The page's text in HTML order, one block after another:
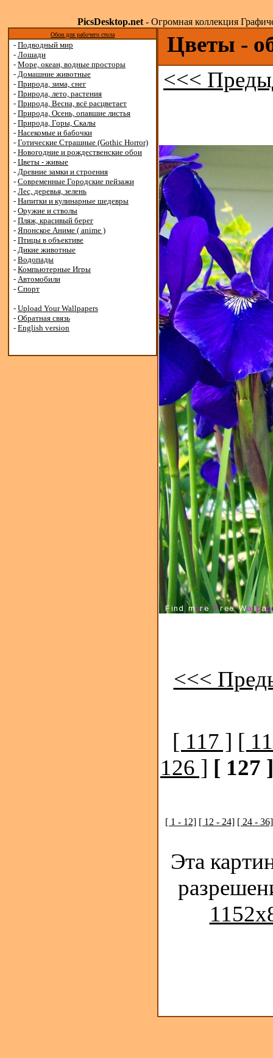
PicsDesktop.net- Огромная коллекция
Обои для рабочего стола
- Подводный мир
- Лошади
- Море, океан, водные просторы
- Домашние животные
- Природа, зима, снег
- Природа, лето, растения
- Природа, Весна, всё расцветает
- Природа, Осень, опавшие листья
- Природа, Горы, Скалы
- Насекомые и бабочки
- Готические Страшные (Gothic Horror)
- Новогодние и рождественские обои
- Цветы - живые
- Древние замки и строения
- Современные Городские пейзажи
- Лес, деревья, зелень
- Напитки и кулинарные шедевры
- Оружие и стволы
- Пляж, красивый берег
- Японское Аниме ( anime )
- Птицы в объективе
- Дикие животные
- Водопады
- Компьютерные Игры
- Автомобили
- Спорт
- Upload Your Wallpapers
- Обратная связь
- English version
Цветы -
<<<
<<<
[ 117 ] [
126 ] [ 127 ]
[ 1 - 12] [ 12 - 24] [ 24 - 36]
Эта